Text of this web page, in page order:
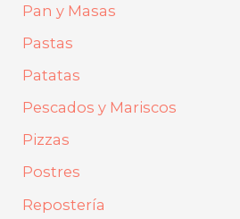
Pan y Masas
Pastas
Patatas
Pescados y Mariscos
Pizzas
Postres
Repostería